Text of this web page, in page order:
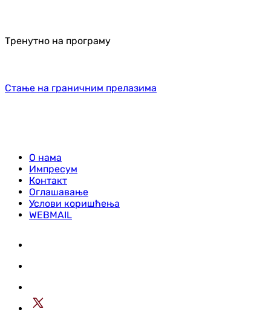
Тренутно на програму
Стање на граничним прелазима
О нама
Импресум
Контакт
Оглашавање
Услови коришћења
WEBMAIL